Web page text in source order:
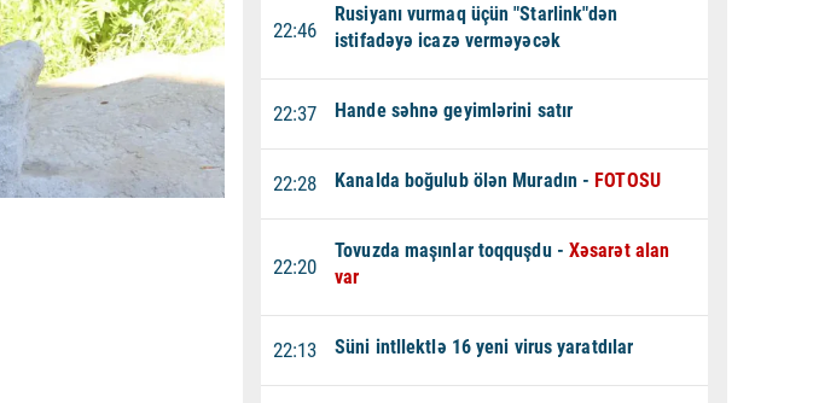
22:46
Rusiyanı vurmaq üçün "Starlink"dən
istifadəyə icazə verməyəcək
22:37 Hande səhnə geyimlərini satır
22:28 Kanalda boğulub ölən Muradın - FOTOSU
22:20
Tovuzda maşınlar toqquşdu - Xəsarət alan
var
22:13 Süni intllektlə 16 yeni virus yaratdılar